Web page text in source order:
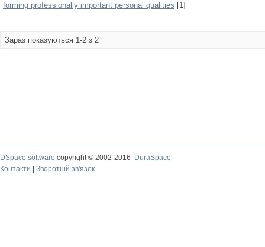
forming professionally important personal qualities [1]
Зараз показуються 1-2 з 2
DSpace software copyright © 2002-2016
DuraSpace
Контакти
Зворотній зв'язок